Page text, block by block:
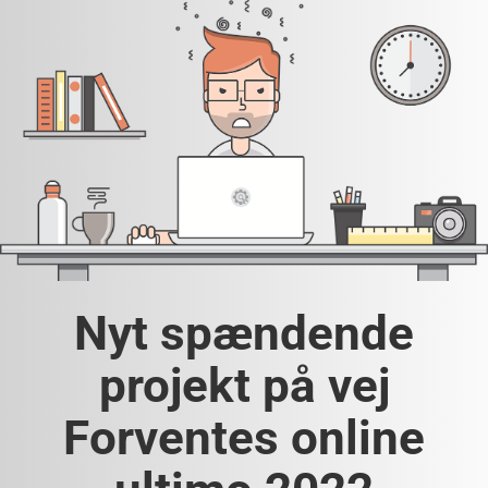
Nyt spændende
projekt på vej
Forventes online